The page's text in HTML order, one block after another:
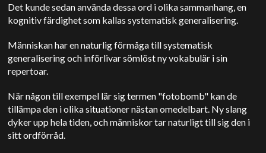
Det kunde sedan använda dessa ord i olika sammanhang, en
kognitiv färdighet som kallas systematisk generalisering.
Människan har en naturlig förmåga till systematisk
generalisering och införlivar sömlöst ny vokabulär i sin
repertoar.
När någon till exempel lär sig termen "fotobomb" kan de
tillämpa den i olika situationer nästan omedelbart. Ny slang
dyker upp hela tiden, och människor tar naturligt till sig den i
sitt ordförråd.